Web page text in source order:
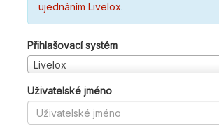
ujednáním Livelox.
Přihlašovací systém
Livelox
Uživatelské jméno